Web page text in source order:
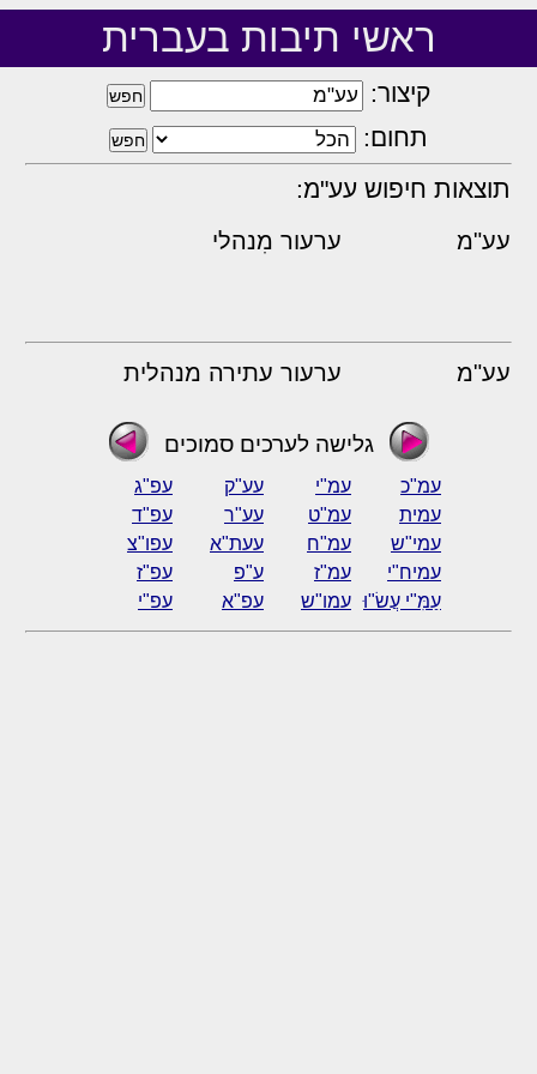
ראשי תיבות בעברית
קיצור:
תחום:
תוצאות חיפוש עע"מ:
עע"מ ערעור מִנהלי
עע"מ ערעור עתירה מנהלית
גלישה לערכים סמוכים
עמ"כ עמ"י עע"ק
עפ"ג
עמית
עמ"ט עע"ר
עפ"ד
עמי"ש
עמ"ח עעת"א
עפו"צ
עמיח"י
עמ"ז ע"פ
עפ"ז
עַמִּ"י עֲשׂ"וּ עמו"ש עפ"א עפ"י